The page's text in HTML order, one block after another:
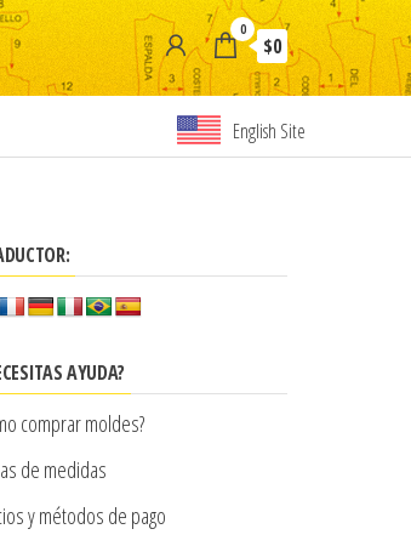
0
$0
English Site
AYUDA?
comprar moldes?
de medidas
y métodos de pago